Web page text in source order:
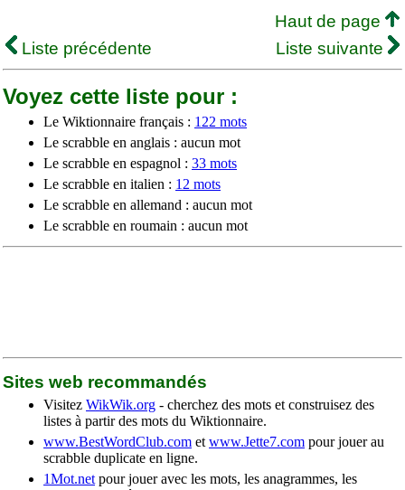
Haut de page
Liste précédente
Liste suivante
Voyez cette liste pour :
Le Wiktionnaire français : 122 mots
Le scrabble en anglais : aucun mot
Le scrabble en espagnol : 33 mots
Le scrabble en italien : 12 mots
Le scrabble en allemand : aucun mot
Le scrabble en roumain : aucun mot
Sites web recommandés
Visitez WikWik.org - cherchez des mots et construisez des
listes à partir des mots du Wiktionnaire.
www.BestWordClub.com et www.Jette7.com pour jouer au
scrabble duplicate en ligne.
1Mot.net pour jouer avec les mots, les anagrammes, les